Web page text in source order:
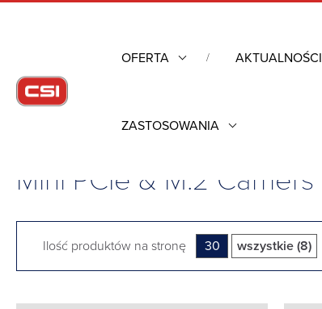
OFERTA AKTUALNOŚCI
ZASTOSOWANIA
Komputery Rugged /
Mini PCIe & M.2 Carriers
Ilość produktów na stronę 30 wszystkie (8)